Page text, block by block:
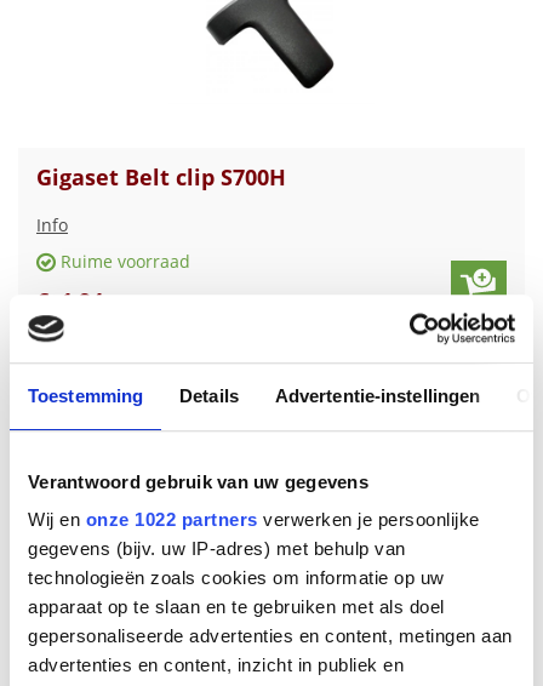
Toestemming Details Advertentie-instellingen
Verantwoord gebruik van uw gegevens
Wij en onze 1022 partners verwerken je persoonlijke
gegevens (bijv. uw IP-adres) met behulp van
technologieën zoals cookies om informatie op uw
apparaat op te slaan en te gebruiken met als doel
gepersonaliseerde advertenties en content, metingen aan
advertenties en content, inzicht in publiek en
Gigaset Belt clip S700H
Info
Ruime voorraad
€ 1 94
Gigaset Belt clip gigaset E630H serie